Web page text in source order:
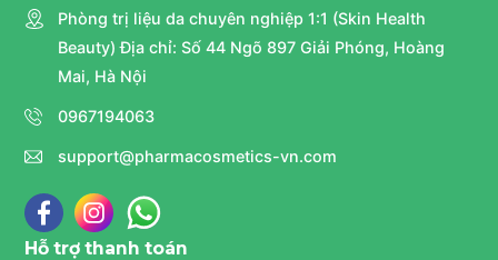
Phòng trị liệu da chuyên nghiệp 1:1 (Skin Health
Beauty) Địa chỉ: Số 44 Ngõ 897 Giải Phóng, Hoàng
Mai, Hà Nội
0967194063
support@pharmacosmetics-vn.com
Hỗ trợ thanh toán